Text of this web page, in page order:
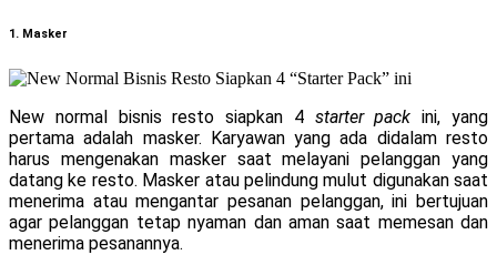
1. Masker
New normal bisnis resto siapkan 4 starter pack ini, yang
pertama adalah masker. Karyawan yang ada didalam resto
harus mengenakan masker saat melayani pelanggan yang
datang ke resto. Masker atau pelindung mulut digunakan saat
menerima atau mengantar pesanan pelanggan, ini bertujuan
agar pelanggan tetap nyaman dan aman saat memesan dan
menerima pesanannya.